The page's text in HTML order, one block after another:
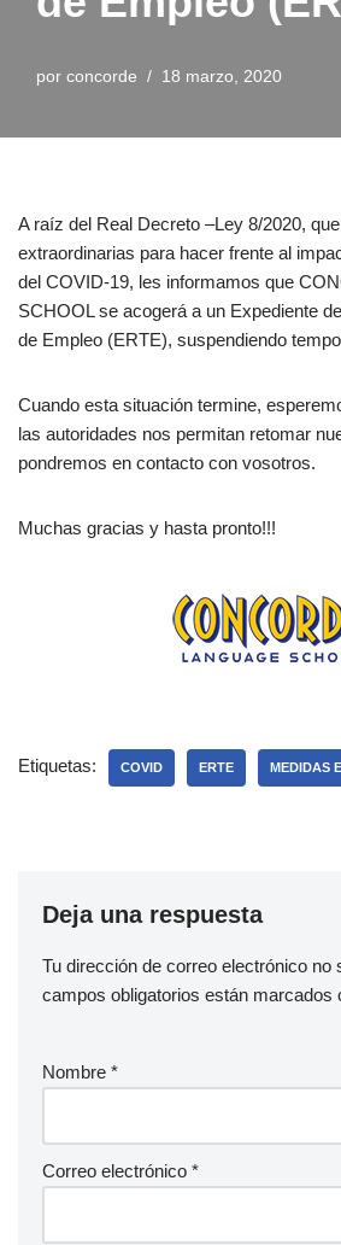
por concorde 18 marzo, 2020
A raíz del Real Decreto –Ley 8/2020,
extraordinarias para hacer frente al
del COVID-19, les informamos que
SCHOOL se acogerá a un Expediente
de Empleo (ERTE), suspendiendo
Cuando esta situación termine,
las autoridades nos permitan retomar
pondremos en contacto con vosotros.
Muchas gracias y hasta pronto!!!
Etiquetas: COVID ERTE MEDIDAS
Deja una respuesta
Tu dirección de correo electrónico no
campos obligatorios están marcados
Nombre *
Correo electrónico *